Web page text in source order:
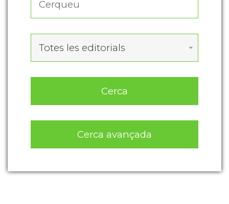
Totes les editorials
Cerca
Cerca avançada